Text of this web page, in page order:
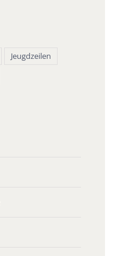
Jeugdzeilen